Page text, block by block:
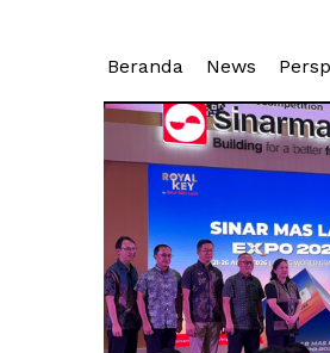
Beranda (current)
News